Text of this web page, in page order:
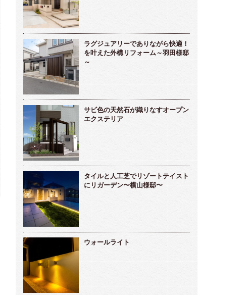
ラグジュアリーでありながら快適！
を叶えた外構リフォーム～羽田様邸
～
サビ色の天然石が織りなすオープン
エクステリア
タイルと人工芝でリゾートテイスト
にリガーデン〜横山様邸〜
ウォールライト